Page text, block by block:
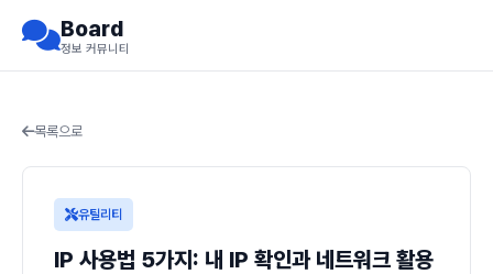
Board
정보 커뮤니티
목록으로
유틸리티
IP 사용법 5가지: 내 IP 확인과 네트워크 활용